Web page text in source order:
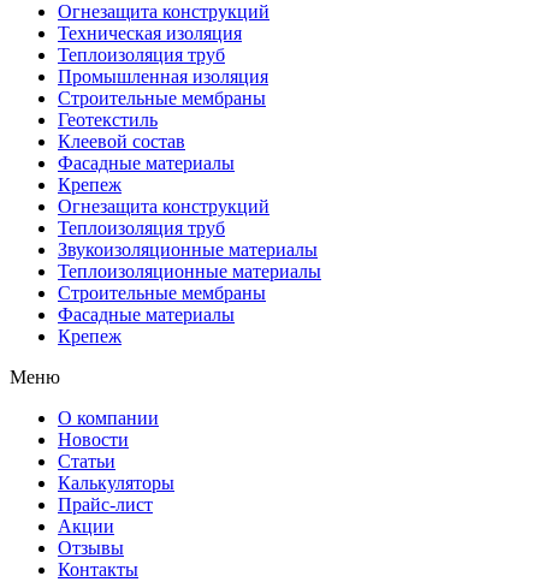
Огнезащита конструкций
Техническая изоляция
Теплоизоляция труб
Промышленная изоляция
Строительные мембраны
Геотекстиль
Клеевой состав
Фасадные материалы
Крепеж
Огнезащита конструкций
Теплоизоляция труб
Звукоизоляционные материалы
Теплоизоляционные материалы
Строительные мембраны
Фасадные материалы
Крепеж
Меню
О компании
Новости
Статьи
Калькуляторы
Прайс-лист
Акции
Отзывы
Контакты